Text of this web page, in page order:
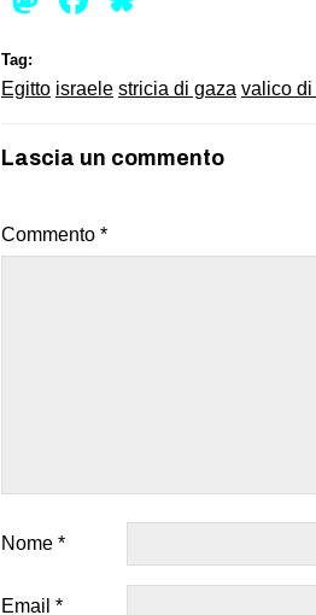
Tag:
Egitto israele stricia di gaza valico di
Lascia un commento
Commento *
Nome *
Email *